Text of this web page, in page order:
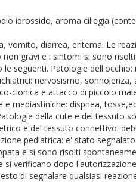
idrossido, aroma ciliegia
diarrea, eritema. Le
gravi e i sintomi si sono
seguenti. Patologie
nervosismo,
clonica e attacco di piccolo
mediastiniche: dispnea,
della cute e del tessuto
e del tessuto connettivo:
pediatrica: e' stato
e si sono risolti
verificano dopo
di segnalare qualsiasi